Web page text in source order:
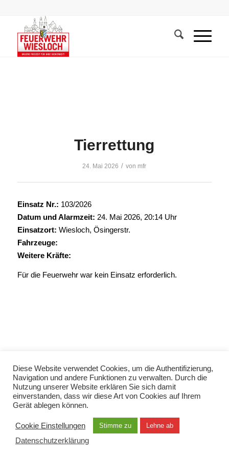
Tierrettung
24. Mai 2026 / von mfr
Einsatz Nr.: 103/2026
Datum und Alarmzeit: 24. Mai 2026, 20:14 Uhr
Einsatzort: Wiesloch, Ösingerstr.
Fahrzeuge:
Weitere Kräfte:
Für die Feuerwehr war kein Einsatz erforderlich.
© Copyright 2021 - Freiwillige Feuerwehr Wiesloch -Enfold Theme by Kriesi
Datenschutzerklärung Impressum
Kontakt
EN / TUR / FRA / RUS
Diese Website verwendet Cookies, um die Authentifizierung,
Navigation und andere Funktionen zu verwalten. Durch die
Nutzung unserer Website erklären Sie sich damit
einverstanden, dass wir diese Art von Cookies auf Ihrem
Gerät ablegen können.
Cookie Einstellungen Stimme zu Lehne ab
Datenschutzerklärung